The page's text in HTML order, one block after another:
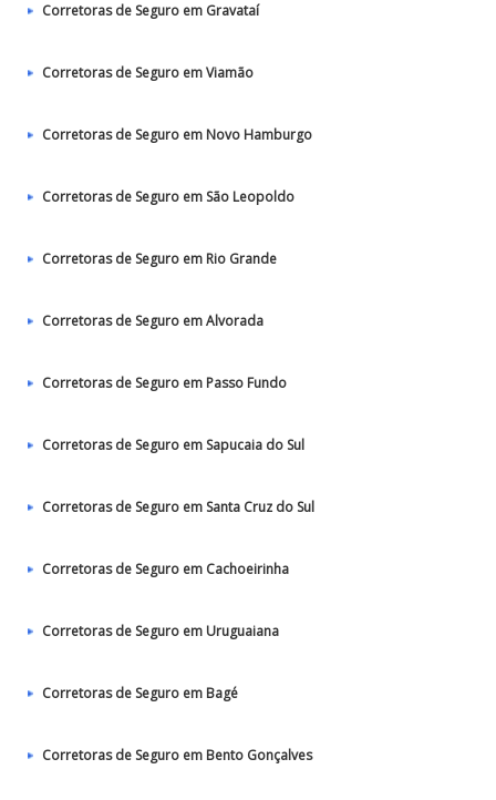
Corretoras de Seguro em Gravataí
Corretoras de Seguro em Viamão
Corretoras de Seguro em Novo Hamburgo
Corretoras de Seguro em São Leopoldo
Corretoras de Seguro em Rio Grande
Corretoras de Seguro em Alvorada
Corretoras de Seguro em Passo Fundo
Corretoras de Seguro em Sapucaia do Sul
Corretoras de Seguro em Santa Cruz do Sul
Corretoras de Seguro em Cachoeirinha
Corretoras de Seguro em Uruguaiana
Corretoras de Seguro em Bagé
Corretoras de Seguro em Bento Gonçalves